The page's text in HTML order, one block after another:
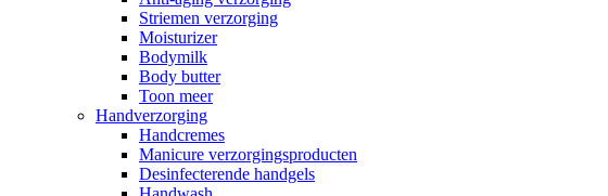
Striemen verzorging
Moisturizer
Bodymilk
Body butter
Toon meer
Handverzorging
Handcremes
Manicure verzorgingsproducten
Desinfecterende handgels